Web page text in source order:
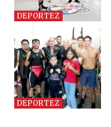
DEPORTEZ
DEPORTEZ